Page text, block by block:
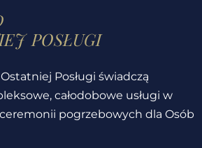
posługi
Posługi świadczą
całodobowe usługi w
pogrzebowych dla Osób